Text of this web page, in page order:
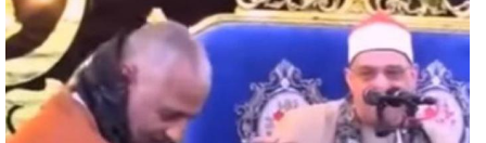
إلكترونيا